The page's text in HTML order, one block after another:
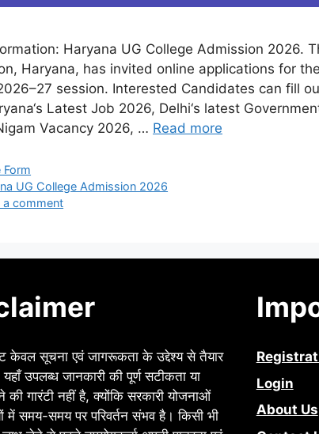
Haryana UG College Admission 2026.
Haryana, has invited online applications for
session. Interested Candidates can fill
Latest Job 2026, Delhi‘s latest
Vacancy 2026, … Read more
Form
UG College Admission 2026
a comment
केवल सूचना एवं जागरूकता के उद्देश्य से तैयार
उपलब्ध जानकारी की पूर्ण सटीकता या
की गारंटी नहीं है, क्योंकि सरकारी योजनाओं
में समय-समय पर परिवर्तन संभव है। किसी भी
Login
About Us